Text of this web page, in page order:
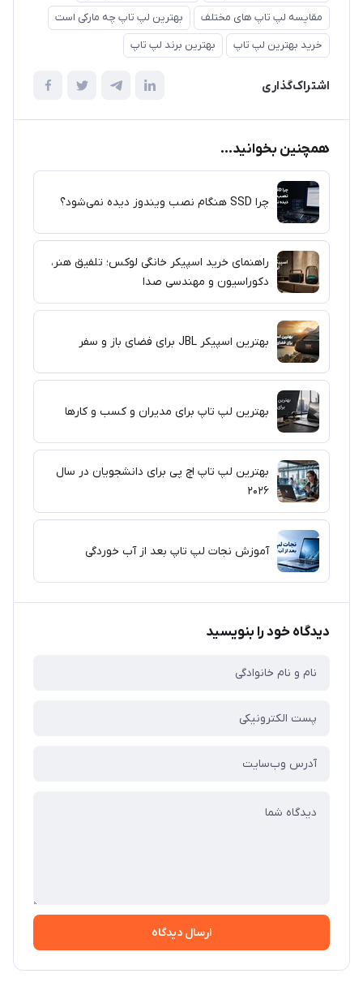
مقایسه لپ تاپ های مختلف
بهترین لپ تاپ چه مارکی است
خرید بهترین لپ تاپ
بهترین برند لپ تاپ
اشتراک‌گذاری
همچنین بخوانید...
چرا SSD هنگام نصب ویندوز دیده نمی‌شود؟
راهنمای خرید اسپیکر خانگی لوکس؛ تلفیق هنر،
دکوراسیون و مهندسی صدا
بهترین اسپیکر JBL برای فضای باز و سفر
بهترین لپ تاپ برای مدیران و کسب و کارها
بهترین لپ تاپ اچ پی برای دانشجویان در سال
۲۰۲۶
آموزش نجات لپ تاپ بعد از آب خوردگی
دیدگاه خود را بنویسید
ارسال دیدگاه